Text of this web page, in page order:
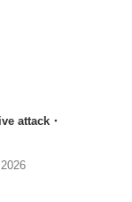
attack・